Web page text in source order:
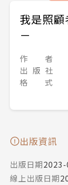
我是照
－
作 者
出 版 社
格 式
出版資訊
出版日期
線上出版日期